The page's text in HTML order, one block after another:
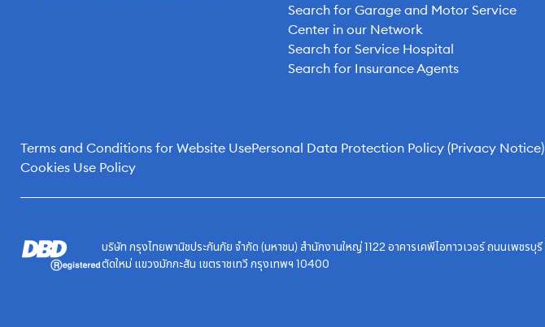
Search for Garage and Motor Service
Center in our Network
Search for Service Hospital
Search for Insurance Agents
Terms and Conditions for Website UsePersonal Data Protection Policy (Privacy Notice)
Cookies Use Policy
บริษัท กรุงไทยพานิชประกันภัย จำกัด (มหาชน) สำนักงานใหญ่ 1122 อาคารเคพีไอทาวเวอร์ ถนนเพชรบุรี
ตัดใหม่ แขวงมักกะสัน เขตราชเทวี กรุงเทพฯ 10400